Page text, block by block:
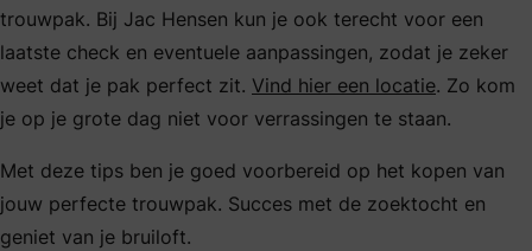
trouwpak. Bij Jac Hensen kun je ook terecht voor een
laatste check en eventuele aanpassingen, zodat je zeker
weet dat je pak perfect zit. Vind hier een locatie. Zo kom
je op je grote dag niet voor verrassingen te staan.
Met deze tips ben je goed voorbereid op het kopen van
jouw perfecte trouwpak. Succes met de zoektocht en
geniet van je bruiloft.